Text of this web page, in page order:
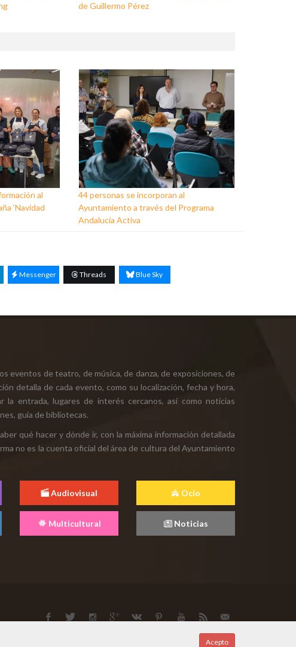
de Guillermo Pérez
al
‘Navidad
44 personas se incorporan al
Ayuntamiento a través del Programa
Andalucía Activa
Messenger Threads Blue Sky
eventos de teatro, de música, de danza, de exposiciones, de
detalla de cada evento, como su localización, fecha y hora,
la entrada, lugares de interés cercanos, así como noticias
guía de bibliotecas.
qué hacer y dónde ir, con la máxima información detallada
no es la cuenta oficial del área de cultura del Ayuntamiento
Audiovisual Ocio
Multicultural Noticias
Acepto